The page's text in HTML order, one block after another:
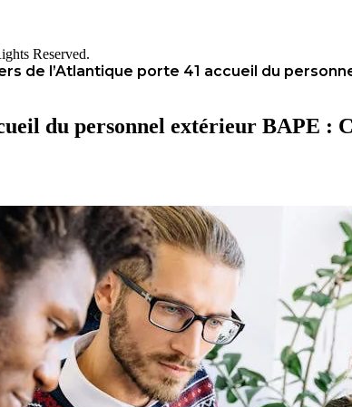
Reserved.
de l’Atlantique porte 41 accueil du
du personnel extérieur BAPE :